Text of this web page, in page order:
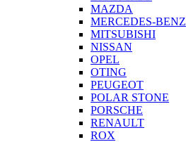
MAZDA
MERCEDES-BENZ
MITSUBISHI
NISSAN
OPEL
OTING
PEUGEOT
POLAR STONE
PORSCHE
RENAULT
ROX